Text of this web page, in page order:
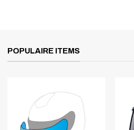
POPULAIRE ITEMS